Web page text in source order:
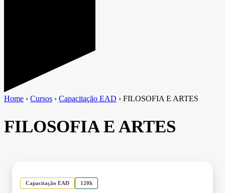
Home › Cursos › Capacitação EAD › FILOSOFIA E ARTES
FILOSOFIA E ARTES
Capacitação EAD 120h